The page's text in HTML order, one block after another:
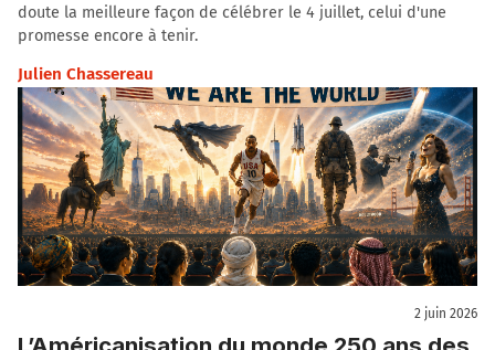
doute la meilleure façon de célébrer le 4 juillet, celui d'une
promesse encore à tenir.
Julien Chassereau
2 juin 2026